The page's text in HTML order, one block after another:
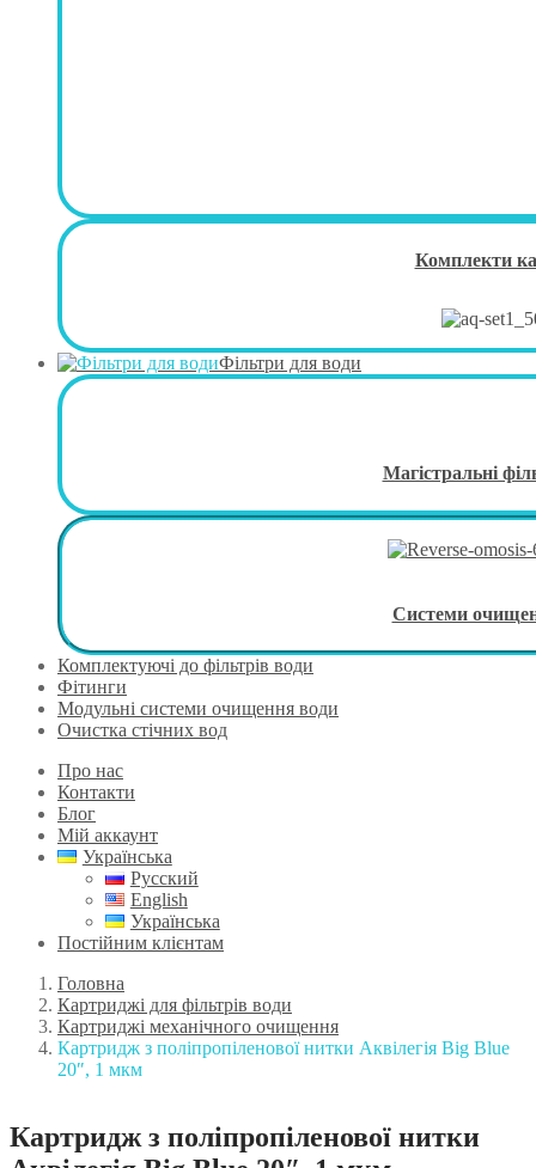
Комплекти
Фільтри для води
Магістральні
Системи
Комплектуючі до фільтрів води
Фітинги
Модульні системи очищення води
Очистка стічних вод
Про нас
Контакти
Блог
Мій аккаунт
Українська
Русский
English
Українська
Постійним клієнтам
Головна
Картриджі для фільтрів води
Картриджі механічного очищення
Картридж з поліпропіленової нитки Аквілегія Big Blue
20″, 1 мкм
Картридж з поліпропіленової нитки